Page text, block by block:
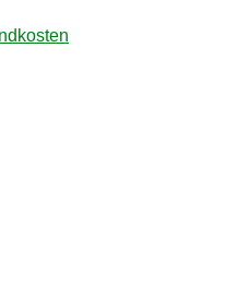
verfügbar.)
nicht verfügbar.)
ist zurzeit nicht verfügbar.)